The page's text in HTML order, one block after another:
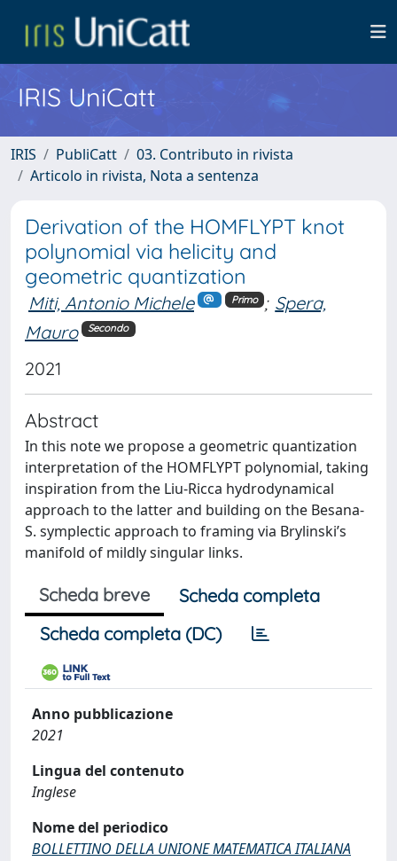
IRIS UniCatt
IRIS PubliCatt
03. Contributo in rivista
Articolo in rivista, Nota a sentenza
Derivation of the HOMFLYPT knot
polynomial via helicity and
geometric quantization
Miti, Antonio Michele Primo ; Spera,
Mauro
Secondo
2021
Abstract
In this note we propose a geometric quantization
interpretation of the HOMFLYPT polynomial, taking
inspiration from the Liu-Ricca hydrodynamical
approach to the latter and building on the Besana-
S. symplectic approach to framing via Brylinski’s
manifold of mildly singular links.
Scheda breve
Scheda completa
Scheda completa (DC)
Anno pubblicazione
2021
Lingua del contenuto
Inglese
Nome del periodico
BOLLETTINO DELLA UNIONE MATEMATICA ITALIANA